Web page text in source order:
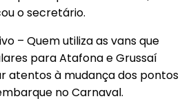
o secretário.
– Quem utiliza as vans que
para Atafona e Grussaí
atentos à mudança dos pontos
no Carnaval.